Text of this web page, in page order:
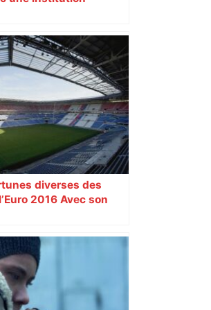
diverses des
2016 Avec son
grâce à un tirage
Toutes les cités n’ont